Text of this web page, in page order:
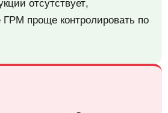
проще контролировать по